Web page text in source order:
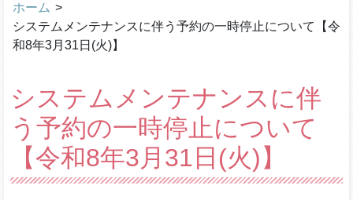
ホーム >
システムメンテナンスに伴う予約の一時停止について【令
和8年3月31日(火)】
システムメンテナンスに伴
う予約の一時停止について
【令和8年3月31日(火)】